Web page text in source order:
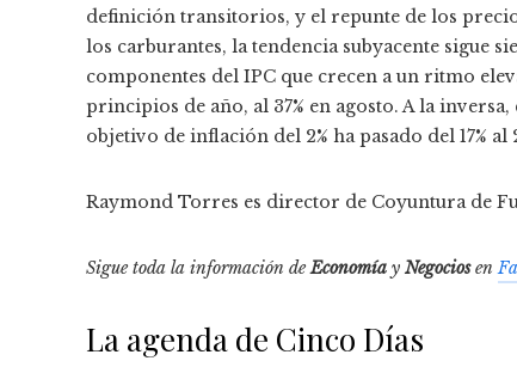
definición transitorios, y el repunte de los
los carburantes, la tendencia subyacente sigue
componentes del IPC que crecen a un ritmo
principios de año, al 37% en agosto. A la
objetivo de inflación del 2% ha pasado del 17%
Raymond Torres es director de Coyuntura de
Sigue toda la información deEconomía y Negociosen
La agenda de Cinco Días